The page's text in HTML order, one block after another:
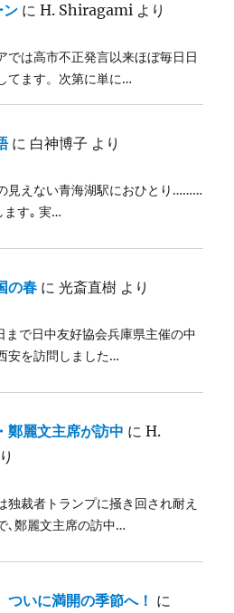
ン にH. Shiragami より
では高市不正発言以来ほぼ毎日日
てます。次第に単に…
に 白神博子 より
見えない青海湖駅におひとり………
ます｡ 実…
の春 に光斎直樹 より
まで日中友好協会兵庫県主催の中
安を訪問しました…
鄭麗文主席が訪中 にH.
独裁者トランプに掻き回され耐え
､鄭麗文主席の訪中…
ついに満開の季節へ！ に